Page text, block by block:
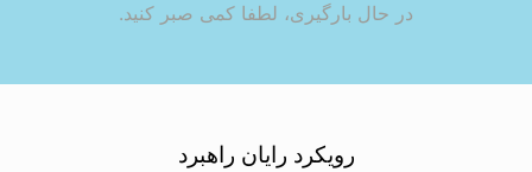
در حال بارگیری، لطفا کمی صبر کنید.
رویکرد رایان راهبرد